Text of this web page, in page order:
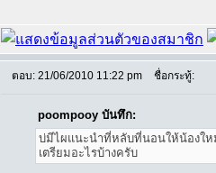
ตอบ: 21/06/2010 11:22 pm ชื่อกระทู้:
poompooy บันทึก:
บ่มีไผแนะนำที่หลับที่นอนให้น้องให
เตรียมอะไรบ้างครับ